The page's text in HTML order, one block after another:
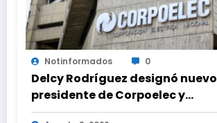
Notinformados 0
Delcy Rodríguez designó nuevo
presidente de Corpoelec y
viceministro eléctrico para ‘la